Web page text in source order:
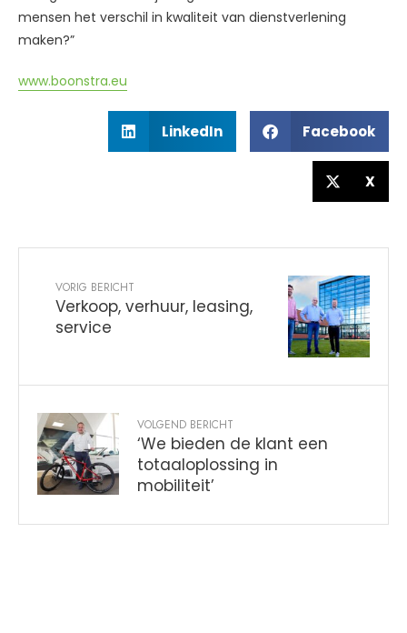
mensen het verschil in kwaliteit van dienstverlening
maken?”
www.boonstra.eu
LinkedIn Facebook
X
VORIG BERICHT
Verkoop, verhuur, leasing,
service
VOLGEND BERICHT
‘We bieden de klant een
totaaloplossing in
mobiliteit’